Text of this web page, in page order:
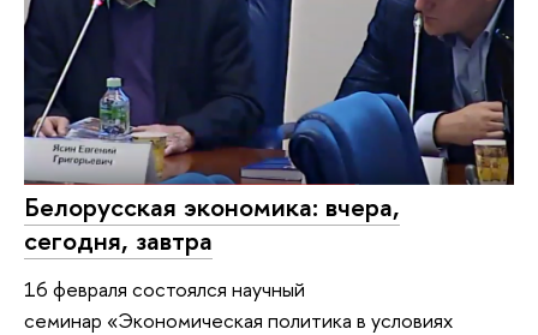
Белорусская экономика: вчера,
сегодня, завтра
16 февраля состоялся научный
семинар «Экономическая политика в условиях